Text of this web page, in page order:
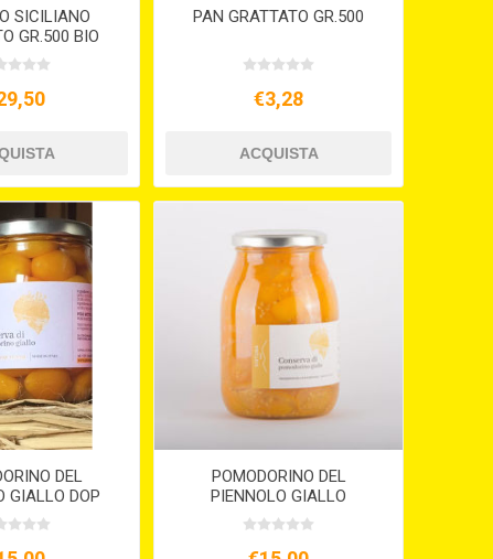
SICILIANO
GR.500 BIO
PAN GRATTATO GR.500
€3,28
DEL
GIALLO DOP
ACQUA KG.1
POMODORINO DEL
PIENNOLO GIALLO
PACCHETELLE IN ACQUA
VASO KG.1